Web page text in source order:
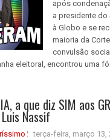
após
a presidente do
à Globo e se
maioria da
convulsão
eleitoral, encontrou uma
a que diz SIM aos
Nassif
terça-feira, março 13,